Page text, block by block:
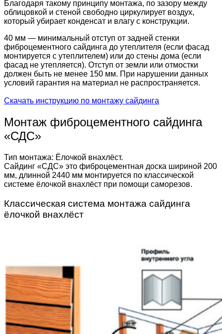
Благодаря такому принципу монтажа, по зазору между
облицовкой и стеной свободно циркулирует воздух,
который убирает конденсат и влагу с конструкции.
40 мм — минимальный отступ от задней стенки
фиброцементного сайдинга до утеплителя (если фасад
монтируется с утеплителем) или до стены дома (если
фасад не утепляется). Отступ от земли или отмостки
должен быть не менее 150 мм. При нарушении данных
условий гарантия на материал не распространяется.
Скачать инструкцию по монтажу сайдинга
Монтаж фиброцементного сайдинга
«СДС»
Тип монтажа: Ёлочкой внахлёст.
Сайдинг «СДС» это фиброцементная доска шириной 200
мм, длинной 2440 мм монтируется по классической
системе ёлочкой внахлёст при помощи саморезов.
Классическая система монтажа сайдинга
ёлочкой внахлёст